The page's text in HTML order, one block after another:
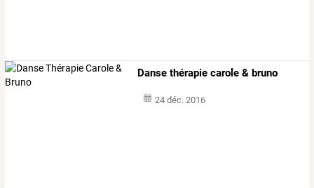
Danse thérapie carole & bruno
24 déc. 2016